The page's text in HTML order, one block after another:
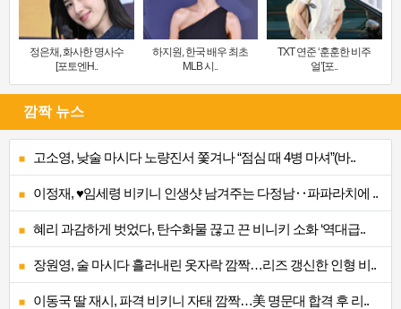
정은채, 화사한 명사수
[포토엔H..
하지원, 한국 배우 최초
MLB 시..
TXT 연준 ‘훈훈한 비주
얼’[포..
깜짝 뉴스
고소영, 낮술 마시다 노량진서 쫓겨나 “점심 때 4병 마셔”(바..
이정재, ♥임세령 비키니 인생샷 남겨주는 다정남‥파파라치에 ..
혜리 과감하게 벗었다, 탄수화물 끊고 끈 비니키 소화 ‘역대급..
장원영, 술 마시다 흘러내린 옷자락 깜짝…리즈 갱신한 인형 비..
이동국 딸 재시, 파격 비키니 자태 깜짝…美 명문대 합격 후 리..